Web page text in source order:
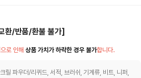
환/반품/환불 불가]
로 인해 상품 가치가 하락한 경우 불가합니다.
릴 파우더/리퀴드, 서적, 브러쉬, 기계류, 비트, 니퍼,